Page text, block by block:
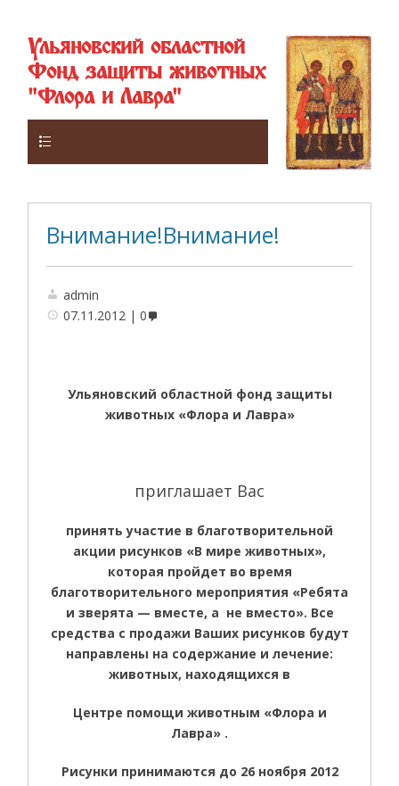
Ульяновский областной
Фонд защиты животных
"Флора и Лавра"
Внимание!Внимание!
admin
07.11.2012
0
Ульяновский областной фонд защиты
животных «Флора и Лавра»
приглашает Вас
принять участие в благотворительной
акции рисунков «В мире животных»,
которая пройдет во время
благотворительного мероприятия «Ребята
и зверята — вместе, а не вместо». Все
средства с продажи Ваших рисунков будут
направлены на содержание и лечение:
животных, находящихся в
Центре помощи животным «Флора и
Лавра» .
Рисунки принимаются до 26 ноября 2012